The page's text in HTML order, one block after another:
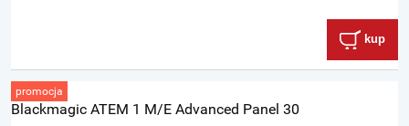
kup
Blackmagic ATEM 1 M/E Advanced Panel 30
promocja